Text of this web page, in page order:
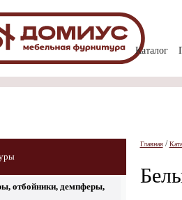
Каталог
отбойники, демпферы,
Главная/